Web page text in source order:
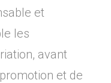
et
les
avant
et de